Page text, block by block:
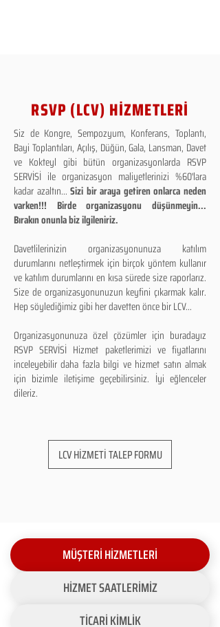
RSVP (LCV) HİZMETLERİ
Siz de Kongre, Sempozyum, Konferans, Toplantı,
Bayi Toplantıları, Açılış, Düğün, Gala, Lansman, Davet
ve Kokteyl gibi bütün organizasyonlarda RSVP
SERVİSİ ile organizasyon maliyetlerinizi %60'lara
kadar azaltın...Sizi bir araya getiren onlarca neden
varken!!! Birde organizasyonu düşünmeyin...
Bırakın onunla biz ilgileniriz.
Davetlilerinizin organizasyonunuza katılım
durumlarını netleştirmek için birçok yöntem kullanır
ve katılım durumlarını en kısa sürede size raporlarız.
Size de organizasyonunuzun keyfini çıkarmak kalır.
Hep söylediğimiz gibi her davetten önce bir LCV...
Organizasyonunuza özel çözümler için buradayız
RSVP SERVİSİ Hizmet paketlerimizi ve fiyatlarını
inceleyebilir daha fazla bilgi ve hizmet satın almak
için bizimle iletişime geçebilirsiniz. İyi eğlenceler
dileriz.
LCV HİZMETİ TALEP FORMU
MÜŞTERİ HİZMETLERİ
HİZMET SAATLERİMİZ
TİCARİ KİMLİK